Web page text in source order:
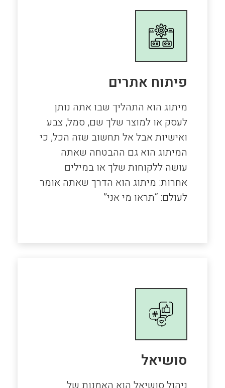
פיתוח אתרים
מיתוג הוא התהליך שבו אתה נותן
לעסק או למוצר שלך שם, סמל, צבע
ואישיות אבל אל תחשוב שזה הכל, כי
המיתוג הוא גם ההבטחה שאתה
עושה ללקוחות שלך או במילים
אחרות: מיתוג הוא הדרך שאתה אומר
לעולם: “תראו מי אני”
סושיאל